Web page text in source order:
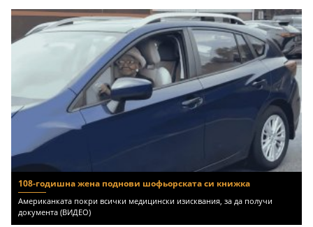
108-годишна жена поднови шофьорската си книжка
Американката покри всички медицински изисквания, за да получи
документа (ВИДЕО)